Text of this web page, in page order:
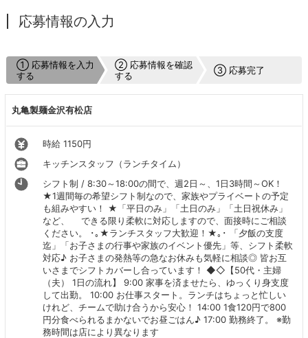
応募情報の入力
① 応募情報を入力
する
② 応募情報を確認
する
③ 応募完了
丸亀製麺金沢有松店
時給 1150円
キッチンスタッフ（ランチタイム）
シフト制 / 8:30～18:00の間で、週2日～、1日3時間～OK！
★1週間毎の希望シフト制なので、家族やプライベートの予定
も組みやすい！ ★「平日のみ」「土日のみ」「土日祝休み」
など、 できる限り柔軟に対応しますので、面接時にご相談
ください。 ･｡★ランチスタッフ大歓迎！★｡･ 「夕飯の支度
迄」「お子さまの行事や家族のイベント優先」等、シフト柔軟
対応♪ お子さまの発熱等の急なお休みも気軽に相談◎ 皆お互
いさまでシフトカバーし合っています！ ◆◇【50代・主婦
（夫） 1日の流れ】 9:00 家事を済ませたら、ゆっくり身支度
して出勤。 10:00 お仕事スタート。ランチはちょっと忙しい
けれど、チームで助け合うから安心！ 14:00 1食120円で800
円分食べられるまかないでお昼ごはん♪ 17:00 勤務終了。 ※勤
務時間は店により異なります